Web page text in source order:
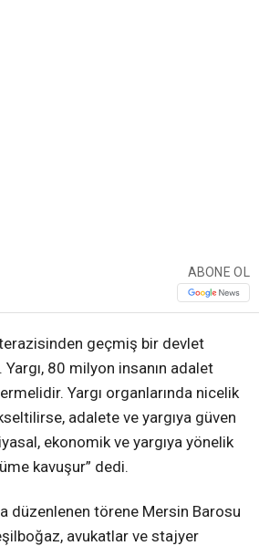
ABONE OL
geçmiş bir devlet
80 milyon insanın adalet
Yargı organlarında nicelik
adalete ve yargıya güven
ekonomik ve yargıya yönelik
kavuşur” dedi.
düzenlenen törene Mersin Barosu
avukatlar ve stajyer